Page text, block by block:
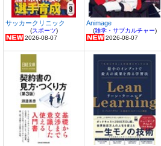
サッカークリニック
(スポーツ)
2026-08-07
Animage
(雑学・サブカルチャー)
2026-08-07